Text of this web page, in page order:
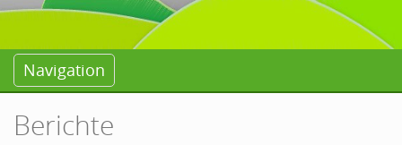
Navigation
Berichte